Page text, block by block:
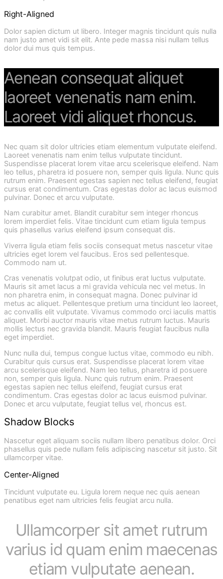
Right-Aligned
Dolor sapien dictum ut libero. Integer magnis tincidunt quis nulla
nam justo amet vidi sit elit. Ante pede massa nisi nullam tellus
dolor dui mus quis tempus.
Aenean consequat aliquet
laoreet venenatis nam enim.
Laoreet vidi aliquet rhoncus.
Nec quam sit dolor ultricies etiam elementum vulputate eleifend.
Laoreet venenatis nam enim tellus vulputate tincidunt.
Suspendisse placerat lorem vitae arcu scelerisque eleifend. Nam
leo tellus, pharetra id posuere non, semper quis ligula. Nunc quis
rutrum enim. Praesent egestas sapien nec tellus eleifend, feugiat
cursus erat condimentum. Cras egestas dolor ac lacus euismod
pulvinar. Donec et arcu vulputate.
Nam curabitur amet. Blandit curabitur sem integer rhoncus
lorem imperdiet felis. Vitae tincidunt cum etiam ligula tempus
quis phasellus varius eleifend ipsum consequat dis.
Viverra ligula etiam felis sociis consequat metus nascetur vitae
ultricies eget lorem vel faucibus. Eros sed pellentesque.
Commodo nam ut.
Cras venenatis volutpat odio, ut finibus erat luctus vulputate.
Mauris sit amet lacus a mi gravida vehicula nec vel metus. In
non pharetra enim, in consequat magna. Donec pulvinar id
metus ac aliquet. Pellentesque pretium urna tincidunt leo laoreet,
ac convallis elit vulputate. Vivamus commodo orci iaculis mattis
aliquet. Morbi auctor mauris vitae metus rutrum luctus. Mauris
mollis lectus nec gravida blandit. Mauris feugiat faucibus nulla
eget imperdiet.
Nunc nulla dui, tempus congue luctus vitae, commodo eu nibh.
Curabitur quis cursus erat. Suspendisse placerat lorem vitae
arcu scelerisque eleifend. Nam leo tellus, pharetra id posuere
non, semper quis ligula. Nunc quis rutrum enim. Praesent
egestas sapien nec tellus eleifend, feugiat cursus erat
condimentum. Cras egestas dolor ac lacus euismod pulvinar.
Donec et arcu vulputate, feugiat tellus vel, rhoncus est.
Shadow Blocks
Nascetur eget aliquam sociis nullam libero penatibus dolor. Orci
phasellus quis pede nullam felis adipiscing nascetur sit justo. Sit
ullamcorper vitae.
Center-Aligned
Tincidunt vulputate eu. Ligula lorem neque nec quis aenean
penatibus eget nam ultricies felis feugiat arcu nulla.
Ullamcorper sit amet rutrum
varius id quam enim maecenas
etiam vulputate aenean.